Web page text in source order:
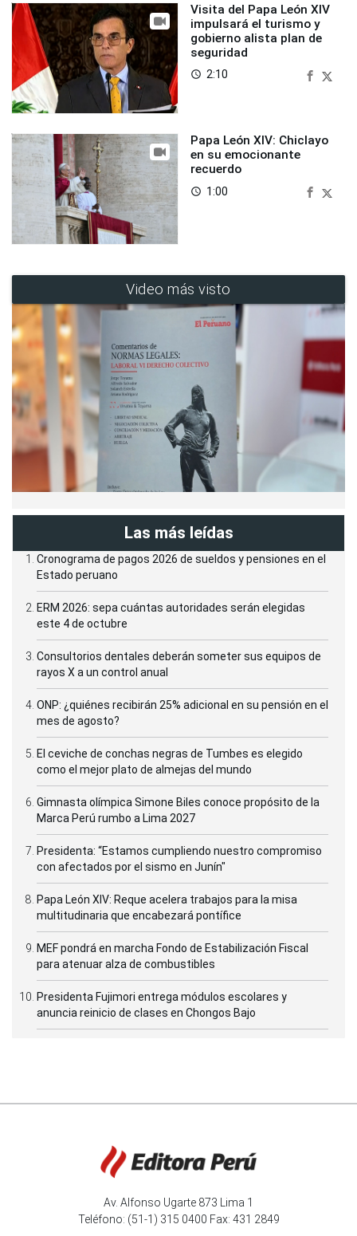
Visita del Papa León XIV
impulsará el turismo y
gobierno alista plan de
seguridad
access_time 2:10
Papa León XIV: Chiclayo
en su emocionante
recuerdo
access_time 1:00
Video más visto
Las más leídas
Cronograma de pagos 2026 de sueldos y pensiones en el
Estado peruano
ERM 2026: sepa cuántas autoridades serán elegidas
este 4 de octubre
Consultorios dentales deberán someter sus equipos de
rayos X a un control anual
ONP: ¿quiénes recibirán 25% adicional en su pensión en el
mes de agosto?
El ceviche de conchas negras de Tumbes es elegido
como el mejor plato de almejas del mundo
Gimnasta olímpica Simone Biles conoce propósito de la
Marca Perú rumbo a Lima 2027
Presidenta: “Estamos cumpliendo nuestro compromiso
con afectados por el sismo en Junín"
Papa León XIV: Reque acelera trabajos para la misa
multitudinaria que encabezará pontífice
MEF pondrá en marcha Fondo de Estabilización Fiscal
para atenuar alza de combustibles
Presidenta Fujimori entrega módulos escolares y
anuncia reinicio de clases en Chongos Bajo
Av. Alfonso Ugarte 873 Lima 1
Teléfono: (51-1) 315 0400 Fax: 431 2849